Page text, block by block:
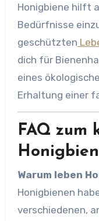
Honigbiene hilft
Bedürfnisse
geschützten
dich für
eines
Erhaltung einer
FAQ zum
Warum leben
Honigbienen
verschiedenen,